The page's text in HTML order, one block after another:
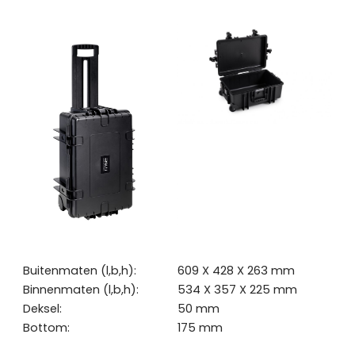
Buitenmaten (l,b,h):
609 X 428 X 263 mm
Binnenmaten (l,b,h):
534 X 357 X 225 mm
Deksel:
50 mm
Bottom:
175 mm